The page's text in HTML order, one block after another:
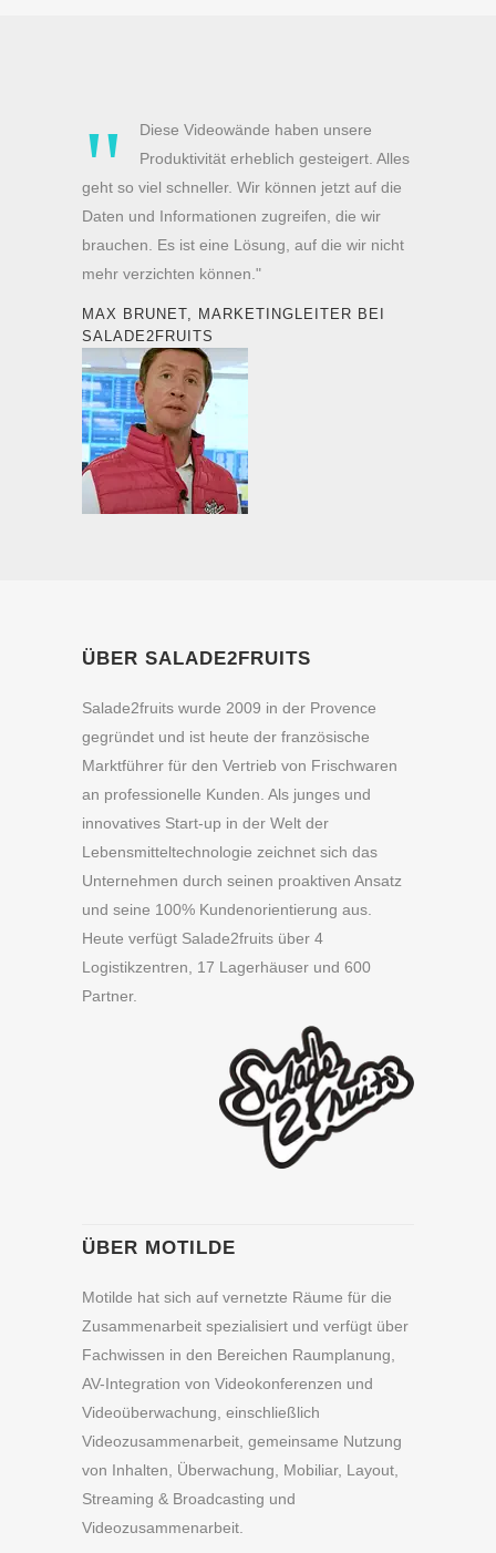
"
Diese Videowände haben unsere
Produktivität erheblich gesteigert. Alles
geht so viel schneller. Wir können jetzt auf die
Daten und Informationen zugreifen, die wir
brauchen. Es ist eine Lösung, auf die wir nicht
mehr verzichten können."
MAX BRUNET, MARKETINGLEITER BEI
SALADE2FRUITS
ÜBER SALADE2FRUITS
Salade2fruits wurde 2009 in der Provence
gegründet und ist heute der französische
Marktführer für den Vertrieb von Frischwaren
an professionelle Kunden. Als junges und
innovatives Start-up in der Welt der
Lebensmitteltechnologie zeichnet sich das
Unternehmen durch seinen proaktiven Ansatz
und seine 100% Kundenorientierung aus.
Heute verfügt Salade2fruits über 4
Logistikzentren, 17 Lagerhäuser und 600
Partner.
ÜBER MOTILDE
Motilde hat sich auf vernetzte Räume für die
Zusammenarbeit spezialisiert und verfügt über
Fachwissen in den Bereichen Raumplanung,
AV-Integration von Videokonferenzen und
Videoüberwachung, einschließlich
Videozusammenarbeit, gemeinsame Nutzung
von Inhalten, Überwachung, Mobiliar, Layout,
Streaming & Broadcasting und
Videozusammenarbeit.